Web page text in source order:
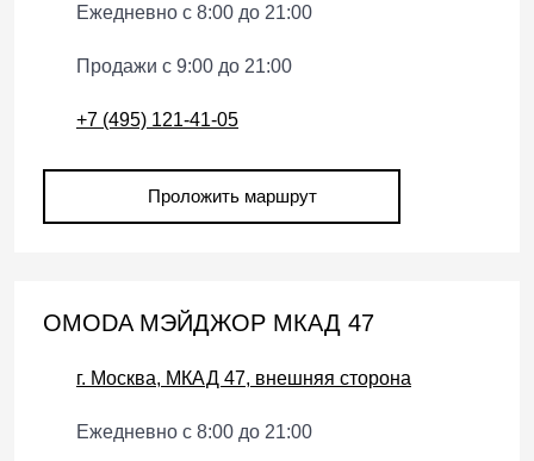
Ежедневно с 8:00 до 21:00
Продажи с 9:00 до 21:00
+7 (495) 121-41-05
Проложить маршрут
OMODA МЭЙДЖОР МКАД 47
г. Москва, МКАД 47, внешняя сторона
Ежедневно с 8:00 до 21:00